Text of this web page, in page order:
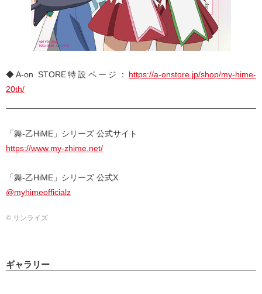
◆A-on STORE特設ページ： https://a-onstore.jp/shop/my-hime-
20th/
「舞-乙HiME」シリーズ 公式サイト
https://www.my-zhime.net/
「舞-乙HiME」シリーズ 公式X
@myhimeofficialz
© サンライズ
ギャラリー